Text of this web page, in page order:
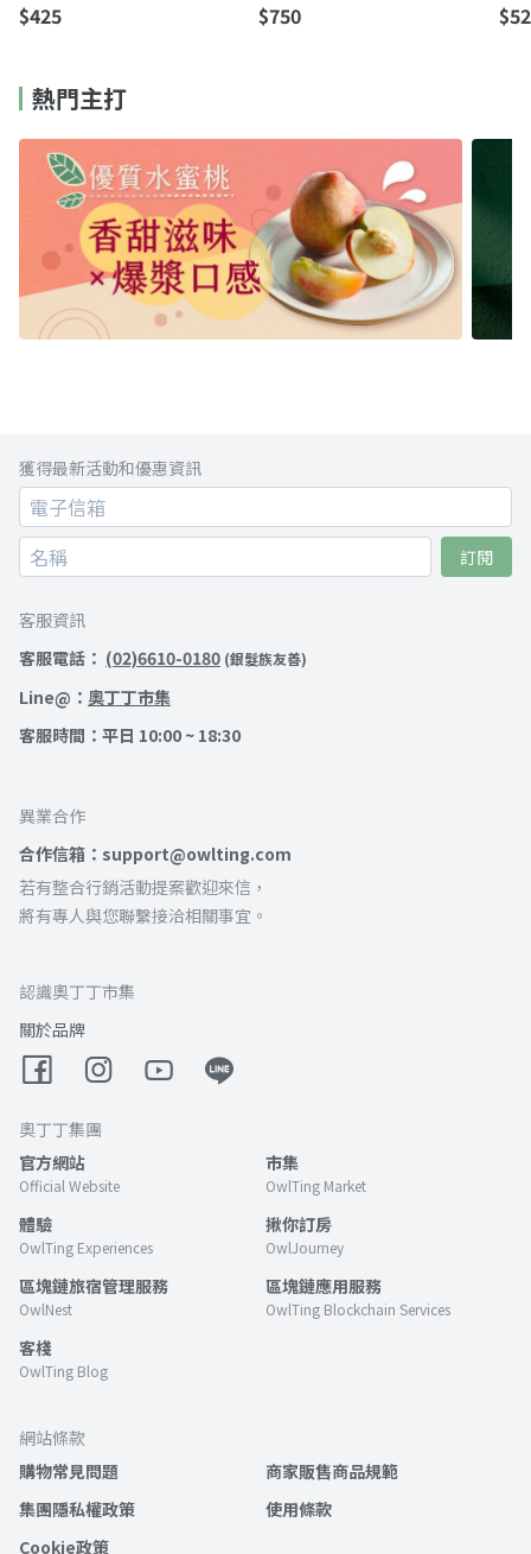
$425 $750
熱門主打
獲得最新活動和優惠資訊
訂閱
客服資訊
客服電話： (02)6610-0180 (銀髮族友善)
Line@： 奧丁丁市集
客服時間：平日 10:00 ~ 18:30
異業合作
合作信箱：support@owlting.com
若有整合行銷活動提案歡迎來信，
將有專人與您聯繫接洽相關事宜。
認識奧丁丁市集
關於品牌
奧丁丁集團
官方網站
Official Website
市集
OwlTing Market
體驗
OwlTing Experiences
揪你訂房
OwlJourney
區塊鏈旅宿管理服務
OwlNest
區塊鏈應用服務
OwlTing Blockchain Services
客棧
OwlTing Blog
網站條款
購物常見問題
商家販售商品規範
集團隱私權政策
使用條款
Cookie政策